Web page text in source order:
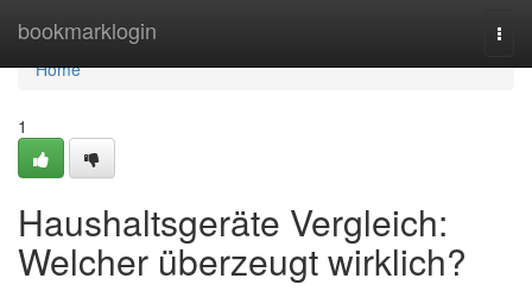
bookmarklogin
Home
Home
1
Haushaltsgeräte Vergleich:
Welcher überzeugt wirklich?